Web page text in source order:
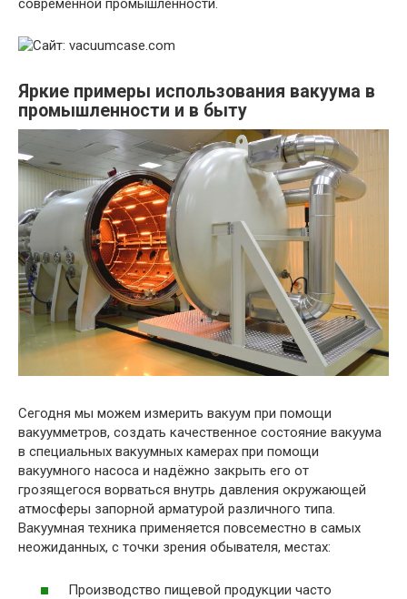
Яркие примеры использования вакуума в
промышленности и в быту
Сегодня мы можем измерить вакуум при помощи
вакуумметров, создать качественное состояние вакуума
в специальных вакуумных камерах при помощи
вакуумного насоса и надёжно закрыть его от
грозящегося ворваться внутрь давления окружающей
атмосферы запорной арматурой различного типа.
Вакуумная техника применяется повсеместно в самых
неожиданных, с точки зрения обывателя, местах:
Производство пищевой продукции часто